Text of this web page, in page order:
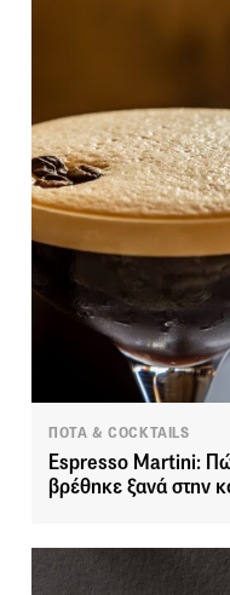
ΠΟΤΑ & COCKTAILS
Espresso Martini:
βρέθηκε ξανά στην